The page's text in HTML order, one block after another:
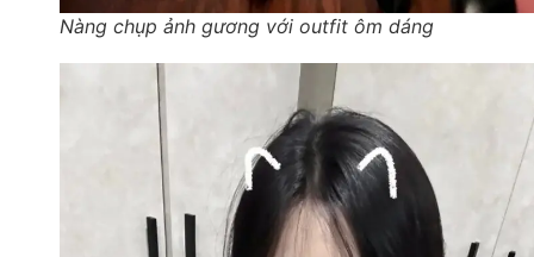
Nàng chụp ảnh gương với outfit ôm dáng